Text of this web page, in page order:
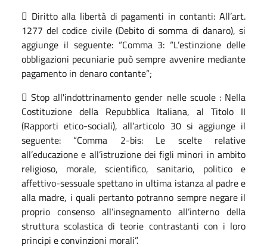
 Diritto alla libertà di pagamenti in contanti: All’art.
1277 del codice civile (Debito di somma di danaro), si
aggiunge il seguente: “Comma 3: “L’estinzione delle
obbligazioni pecuniarie può sempre avvenire mediante
pagamento in denaro contante”;
 Stop all'indottrinamento gender nelle scuole : Nella
Costituzione della Repubblica Italiana, al Titolo II
(Rapporti etico-sociali), all’articolo 30 si aggiunge il
seguente: “Comma 2-bis: Le scelte relative
all’educazione e all’istruzione dei figli minori in ambito
religioso, morale, scientifico, sanitario, politico e
affettivo-sessuale spettano in ultima istanza al padre e
alla madre, i quali pertanto potranno sempre negare il
proprio consenso all’insegnamento all’interno della
struttura scolastica di teorie contrastanti con i loro
principi e convinzioni morali”.